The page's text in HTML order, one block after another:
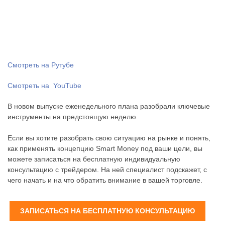
Смотреть на Рутубе
Смотреть на YouTube
В новом выпуске еженедельного плана разобрали ключевые
инструменты на предстоящую неделю.
Если вы хотите разобрать свою ситуацию на рынке и понять,
как применять концепцию Smart Money под ваши цели, вы
можете записаться на бесплатную индивидуальную
консультацию с трейдером. На ней специалист подскажет, с
чего начать и на что обратить внимание в вашей торговле.
ЗАПИСАТЬСЯ НА БЕСПЛАТНУЮ КОНСУЛЬТАЦИЮ